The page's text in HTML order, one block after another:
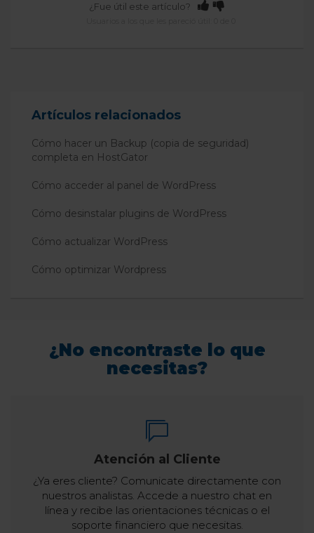
¿Fue útil este artículo?
Artículos relacionados
Cómo hacer un Backup (copia de seguridad)
completa en HostGator
Cómo acceder al panel de WordPress
Cómo desinstalar plugins de WordPress
Cómo actualizar WordPress
Cómo optimizar Wordpress
¿No encontraste lo que
necesitas?
Atención al Cliente
¿Ya eres cliente? Comunicate directamente con
nuestros analistas. Accede a nuestro chat en
línea y recibe las orientaciones técnicas o el
soporte financiero que necesitas.